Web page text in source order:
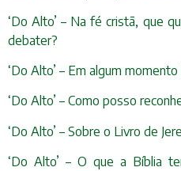
‘Do Alto’ – Na fé cristã, que
debater?
‘Do Alto’ – Em algum
‘Do Alto’ – Como posso
‘Do Alto’ – Sobre o Livro de
‘Do Alto’ – O que a Bíblia